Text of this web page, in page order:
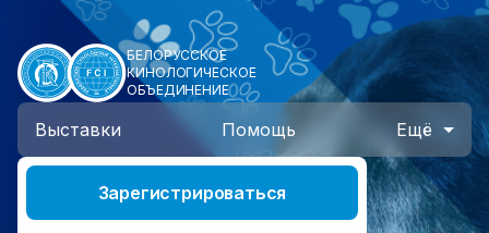
БЕЛОРУССКОЕ
КИНОЛОГИЧЕСКОЕ
ОБЪЕДИНЕНИЕ
Выставки Помощь Ещё
Зарегистрироваться